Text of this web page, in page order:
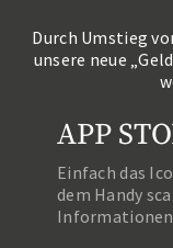
Durch Umstieg
unsere neue
APP
Einfach das
dem Handy